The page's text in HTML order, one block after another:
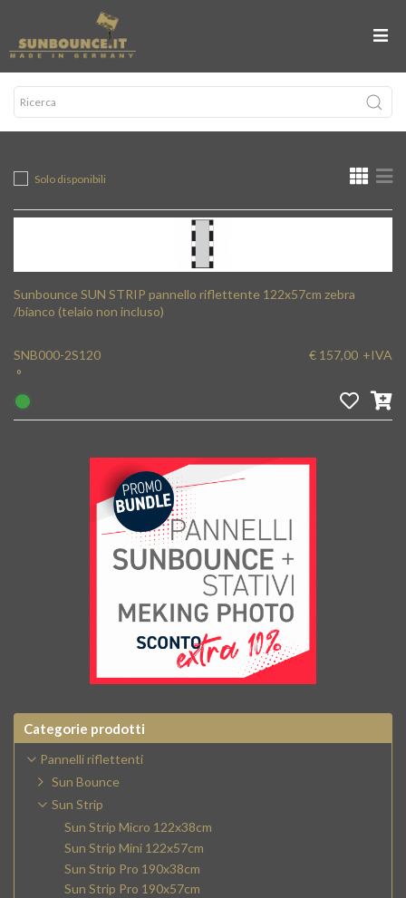
Solo disponibili
Sunbounce SUN STRIP pannello riflettente 122x57cm zebra
/bianco (telaio non incluso)
SNB000-2S120
°
€ 157,00 +IVA
Categorie prodotti
Pannelli riflettenti
Sun Bounce
Sun Strip
Sun Strip Micro 122x38cm
Sun Strip Mini 122x57cm
Sun Strip Pro 190x38cm
Sun Strip Pro 190x57cm